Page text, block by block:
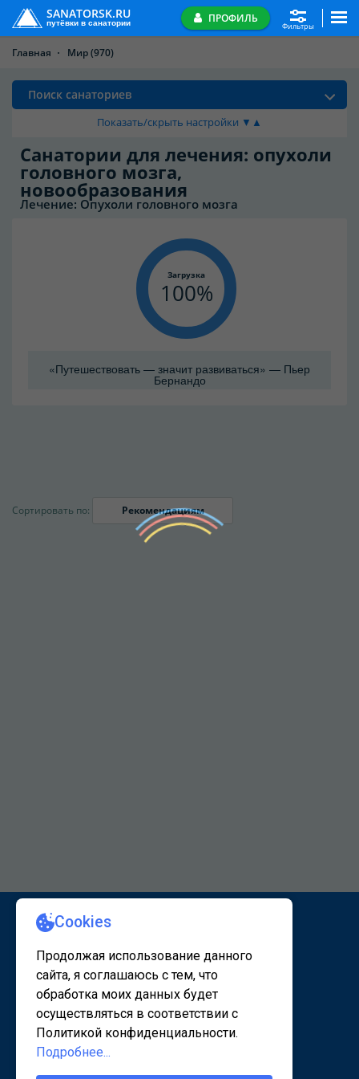
SANATORSK.RU
путёвки в санатории ПРОФИЛЬ
Фильтры
Главная Мир(970)
Поиск санаториев
Показать/скрыть настройки ▼▲
Санатории для лечения: опухоли
головного мозга,
новообразования
Лечение: Опухоли головного мозга
Загрузка
100
«Путешествовать — значит развиваться» — Пьер
Бернандо
Сортировать по: Рекомендациям
КАРТА САЙТА 1 КАРТА САЙТА 2
© 2020 - 2026, www.sanatorsk.ru